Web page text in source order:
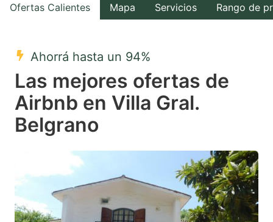
the
select
a
date.
Press
the
question
mark
key
to
the
a
date.
question
mark
key
to
Ofertas Calientes Mapa Servicios Rango de
Ahorrá hasta un 94%
Las mejores ofertas de
Airbnb en Villa Gral.
Belgrano